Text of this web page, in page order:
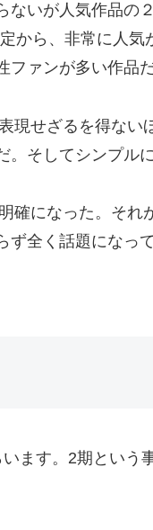
ないが人気作品の
から、非常に人
ァンが多い作品だ
現せざるを得な
そしてシンプル
確になった。それ
全く話題になっ
ます。2期という